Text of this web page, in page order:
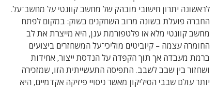
לראשונה יתרון חישובי מובהק של מחשב קוונטי על מחשב־על.
החברה פועלת בשונה מרוב השחקנים בשוק: במקום לפתח
מחשב קוונטי מלא או פלטפורמת ענן, היא מייצרת את לב
החומרה עצמה – קיוביטים מוליכי־על המשחזרים ביצועים
ברמת מעבדה אך תוך הקפדה על הנדסת ייצור, אחידות
ושחזור בין שבב לשבב. התפיסה התעשייתית הזו, שמזכירה
יותר עולם שבבי הסיליקון מאשר ניסויי פיזיקה אקדמיים, היא